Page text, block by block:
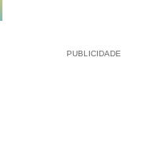
PUBLICIDADE